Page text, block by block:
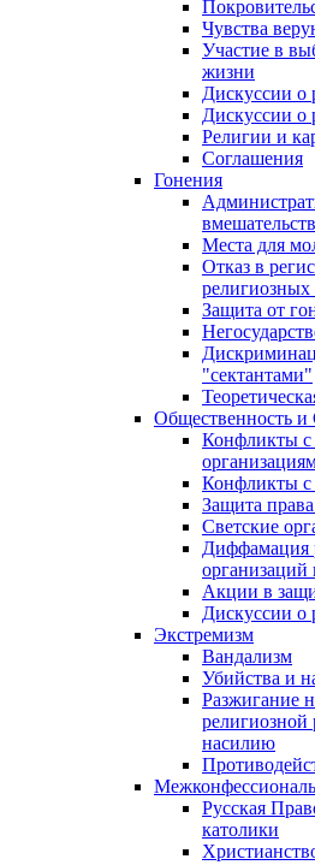
Чувства
Участие в
жизни
Дискуссии о
Дискуссии о
Религии и
Соглашения
Гонения
Места для
Отказ в
Защита от
"сектантами"
Общественность
Конфликты с
Конфликты с
Защита
Светские
Диффамация
Акции в
Дискуссии о
Экстремизм
Вандализм
Убийства и
Разжигание
насилию
Русская
католики